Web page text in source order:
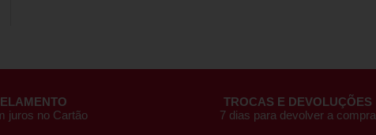
juros no Cartão
TROCAS E DEVOLUÇÕES
7 dias para devolver a compra